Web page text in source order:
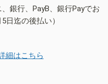
銀行、PayB、銀行Payでお
日迄の後払い）
細はこちら